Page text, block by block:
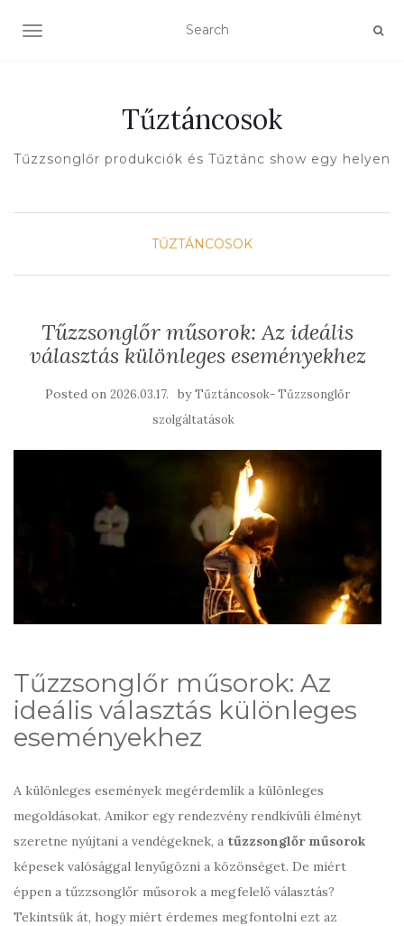
TOGGLE NAVIGATION
Tűztáncosok
Tűzzsonglőr produkciók és Tűztánc show egy helyen
TŰZTÁNCOSOK
Tűzzsonglőr műsorok: Az ideális
választás különleges eseményekhez
Posted on 2026.03.17. byTűztáncosok- Tűzzsonglőr
szolgáltatások
Tűzzsonglőr műsorok: Az
ideális választás különleges
eseményekhez
A különleges események megérdemlik a különleges
megoldásokat. Amikor egy rendezvény rendkívüli élményt
szeretne nyújtani a vendégeknek, a tűzzsonglőr műsorok
képesek valósággal lenyűgözni a közönséget. De miért
éppen a tűzzsonglőr műsorok a megfelelő választás?
Tekintsük át, hogy miért érdemes megfontolni ezt az